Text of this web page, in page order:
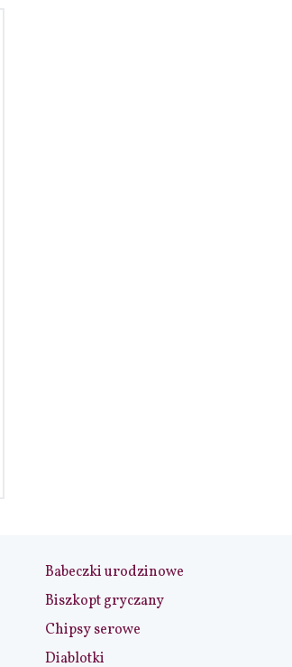
Babeczki urodzinowe
Biszkopt gryczany
Chipsy serowe
Diablotki